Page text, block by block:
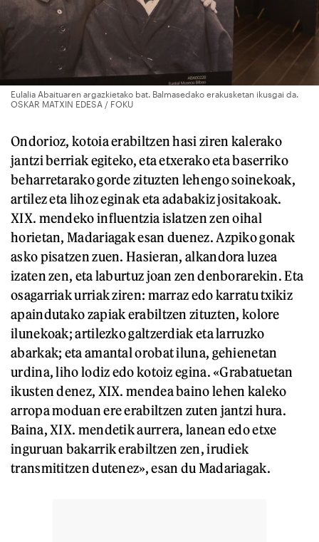
Eulalia Abaituaren argazkietako bat. Balmasedako erakusketan ikusgai da.
OSKAR MATXIN EDESA / FOKU
Ondorioz, kotoia erabiltzen hasi ziren kalerako
jantzi berriak egiteko, eta etxerako eta baserriko
beharretarako gorde zituzten lehengo soinekoak,
artilez eta lihoz eginak eta adabakiz jositakoak.
XIX. mendeko influentzia islatzen zen oihal
horietan, Madariagak esan duenez. Azpiko gonak
asko pisatzen zuen. Hasieran, alkandora luzea
izaten zen, eta laburtuz joan zen denborarekin. Eta
osagarriak urriak ziren: marraz edo karratu txikiz
apaindutako zapiak erabiltzen zituzten, kolore
ilunekoak; artilezko galtzerdiak eta larruzko
abarkak; eta amantal orobat iluna, gehienetan
urdina, liho lodiz edo kotoiz egina. «Grabatuetan
ikusten denez, XIX. mendea baino lehen kaleko
arropa moduan ere erabiltzen zuten jantzi hura.
Baina, XIX. mendetik aurrera, lanean edo etxe
inguruan bakarrik erabiltzen zen, irudiek
transmititzen dutenez», esan du Madariagak.